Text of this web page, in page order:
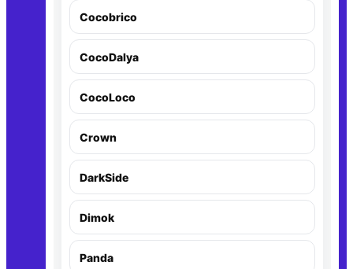
Cocobrico
CocoDalya
CocoLoco
Crown
DarkSide
Dimok
Panda